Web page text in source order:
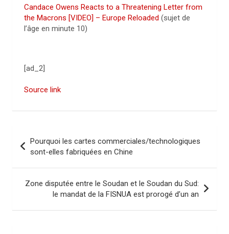
Candace Owens Reacts to a Threatening Letter from
the Macrons [VIDEO] – Europe Reloaded (sujet de
l’âge en minute 10)
[ad_2]
Source link
v
a
Pourquoi les cartes commerciales/technologiques
sont-elles fabriquées en Chine
Zone disputée entre le Soudan et le Soudan du Sud:
le mandat de la FISNUA est prorogé d’un an